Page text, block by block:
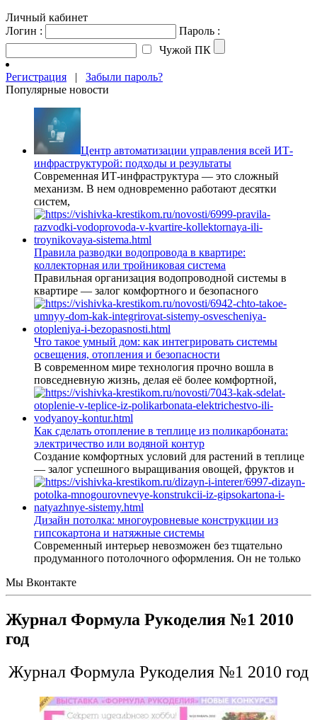
Личный кабинет
Логин :
Пароль :
Чужой ПК
Регистрация | Забыли пароль?
Популярные новости
Центр автоматизации управления всей ИТ-
инфраструктурой: подходы и результаты
Современная ИТ-инфраструктура — это сложный
механизм. В нем одновременно работают десятки
систем,
Правила разводки водопровода в квартире:
коллекторная или тройниковая система
Правильная организация водопроводной системы в
квартире — залог комфортного и безопасного
Что такое умный дом: как интегрировать системы
освещения, отопления и безопасности
В современном мире технология прочно вошла в
повседневную жизнь, делая её более комфортной,
Как сделать отопление в теплице из поликарбоната:
электричество или водяной контур
Создание комфортных условий для растений в теплице
— залог успешного выращивания овощей, фруктов и
Дизайн потолка: многоуровневые конструкции из
гипсокартона и натяжные системы
Современный интерьер невозможен без тщательно
продуманного потолочного оформления. Он не только
Мы Вконтакте
Журнал Формула Рукоделия №1 2010
год
Журнал Формула Рукоделия №1 2010 год